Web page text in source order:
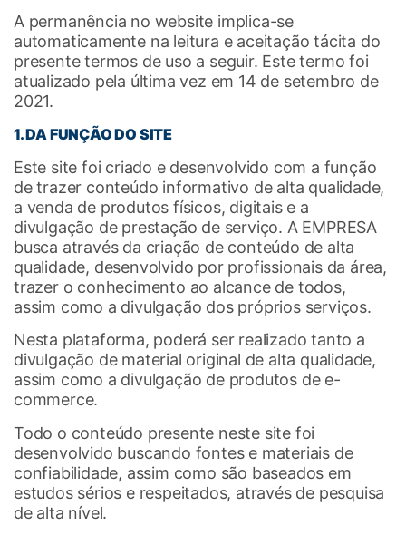
A permanência no website implica-se
automaticamente na leitura e aceitação tácita do
presente termos de uso a seguir. Este termo foi
atualizado pela última vez em 14 de setembro de
2021.
1. DA FUNÇÃO DO SITE
Este site foi criado e desenvolvido com a função
de trazer conteúdo informativo de alta qualidade,
a venda de produtos físicos, digitais e a
divulgação de prestação de serviço. A EMPRESA
busca através da criação de conteúdo de alta
qualidade, desenvolvido por profissionais da área,
trazer o conhecimento ao alcance de todos,
assim como a divulgação dos próprios serviços.
Nesta plataforma, poderá ser realizado tanto a
divulgação de material original de alta qualidade,
assim como a divulgação de produtos de e-
commerce.
Todo o conteúdo presente neste site foi
desenvolvido buscando fontes e materiais de
confiabilidade, assim como são baseados em
estudos sérios e respeitados, através de pesquisa
de alta nível.